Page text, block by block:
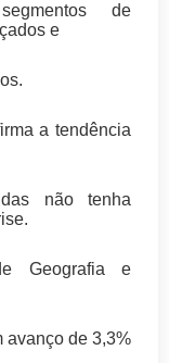
de
e
a tendência
não tenha
Geografia e
avanço de 3,3%